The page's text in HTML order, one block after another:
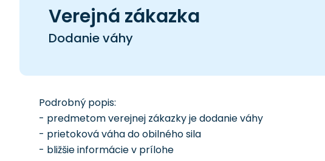
Verejná zákazka
Dodanie váhy
Podrobný popis:
- predmetom verejnej zákazky je dodanie váhy
- prietoková váha do obilného sila
- bližšie informácie v prílohe